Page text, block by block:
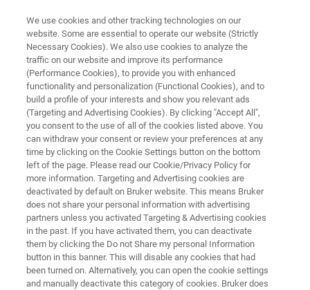
新闻 - 2026
聆听中国声音，服务中国科研——
访布鲁克磁共振中国区总经理陈
欣
当低碳发展、能源安全与新能源转型成为时代
命题，高端科学仪器也正在从实验室走向产业
一线。近日，布鲁克磁共振中国区总经理陈欣
在接受仪器信息网采访时透露，布鲁克与低碳
We use cookies and other tracking technologies on our
website. Some are essential to operate our website (Strictly
Necessary Cookies). We also use cookies to analyze the
traffic on our website and improve its performance
(Performance Cookies), to provide you with enhanced
functionality and personalization (Functional Cookies), and to
build a profile of your interests and show you relevant ads
(Targeting and Advertising Cookies). By clicking "Accept All",
you consent to the use of all of the cookies listed above. You
can withdraw your consent or review your preferences at any
time by clicking on the Cookie Settings button on the bottom
left of the page. Please read our Cookie/Privacy Policy for
more information. Targeting and Advertising cookies are
deactivated by default on Bruker website. This means Bruker
does not share your personal information with advertising
partners unless you activated Targeting & Advertising cookies
in the past. If you have activated them, you can deactivate
them by clicking the Do not Share my personal Information
button in this banner. This will disable any cookies that had
been turned on. Alternatively, you can open the cookie settings
and manually deactivate this category of cookies. Bruker does